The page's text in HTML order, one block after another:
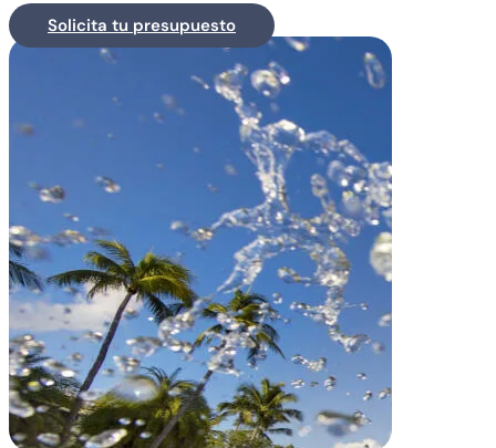
Solicita tu presupuesto